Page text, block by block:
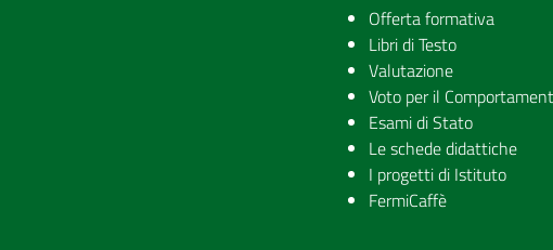
Offerta formativa
Libri di Testo
Valutazione
Voto per il
Esami di Stato
Le schede didattiche
I progetti di Istituto
FermiCaffè